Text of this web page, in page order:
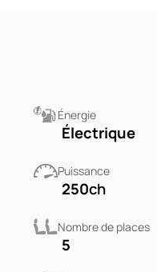
Énergie
Électrique
Puissance
250ch
Nombre de places
5